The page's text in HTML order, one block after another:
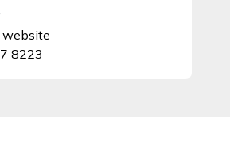
website
8223